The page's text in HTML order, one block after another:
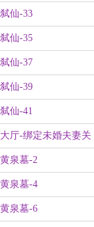
仙-33
仙-35
仙-37
仙-39
仙-41
厅-绑定未婚夫妻关
泉墓-2
泉墓-4
泉墓-6